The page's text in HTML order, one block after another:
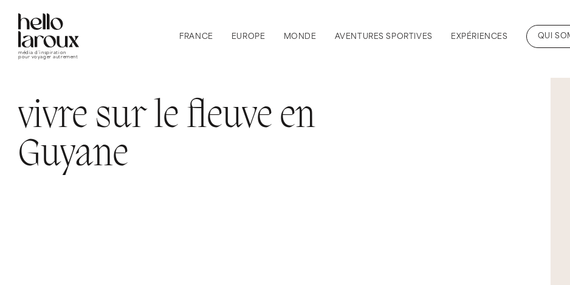
média d’inspiration
pour voyager autrement
FRANCE EUROPE MONDE AVENTURES SPORTIVES EXPÉRIENCES QUI
vivre sur le fleuve en
Guyane